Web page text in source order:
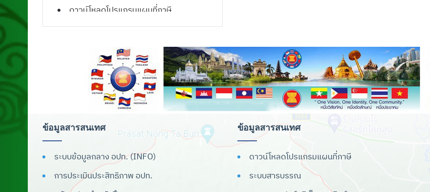
ดาวน์โหลดโปรแกรมแผนที่ภาษี
ดาวน์โหลดแบบฟอร์มเอกสารราชการ
ดาวน์โหลดตรา
สัญลักษณ์และรูปแบบ
การนำเสนอข้อมูล
ดาวน์โหลดโปรแกรมจัดทำผลการเรียน
ดาวน์โหลดเพลง สถ./อปท.
เครื่องหมายราชการของจังหวัด
ระบบสารสนเทศ
ระบบสารบรรณ
ข้อมูลสารสนเทศ
ระบบข้อมูลกลาง อปท. (INFO)
การประเมินประสิทธิภาพ อปท.
ข้อมูลสารสนเทศ
ดาวน์โหลดโปรแกรมแผนที่ภาษี
ระบบสารบรรณ